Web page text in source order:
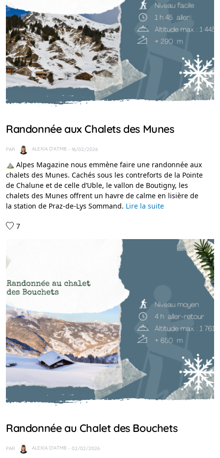
Randonnée aux Chalets des Munes
PAR ALEXIA D'ATMB - 16/02/2026
⛰️ Alpes Magazine nous emmène faire une randonnée aux
chalets des Munes. Cachés sous les contreforts de la Pointe
de Chalune et de celle d’Uble, le vallon de Boutigny, les
chalets des Munes offrent un havre de calme en lisière de
la station de Praz-de-Lys Sommand. Lire la suite
7
Randonnée au Chalet des Bouchets
PAR ALEXIA D'ATMB - 02/02/2026